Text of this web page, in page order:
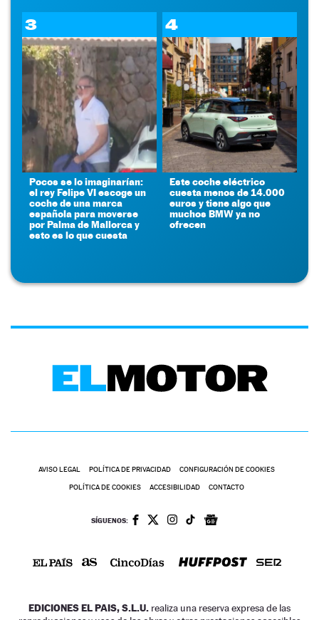
3
Pocos se lo imaginarían:
el rey Felipe VI escoge un
coche de una marca
española para moverse
por Palma de Mallorca y
esto es lo que cuesta
4
Este coche eléctrico
cuesta menos de 14.000
euros y tiene algo que
muchos BMW ya no
ofrecen
AVISO LEGAL POLÍTICA DE PRIVACIDAD CONFIGURACIÓN DE COOKIES
POLÍTICA DE COOKIES ACCESIBILIDAD CONTACTO
SÍGUENOS:
EDICIONES EL PAIS, S.L.U. realiza una reserva expresa de las